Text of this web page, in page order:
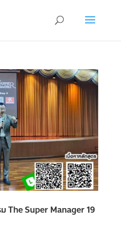
The Super Manager 19